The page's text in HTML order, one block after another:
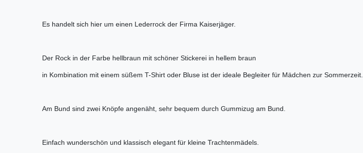
Es handelt sich hier um einen Lederrock der Firma Kaiserjäger.
Der Rock in der Farbe hellbraun mit schöner Stickerei in hellem braun
in Kombination mit einem süßem T-Shirt oder Bluse ist der ideale Begleiter für Mädchen zur Sommerzeit.
Am Bund sind zwei Knöpfe angenäht, sehr bequem durch Gummizug am Bund.
Einfach wunderschön und klassisch elegant für kleine Trachtenmädels.